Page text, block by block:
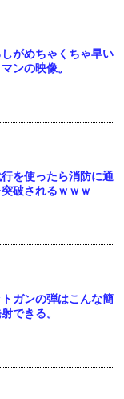
しがめちゃくちゃ早い
ンの映像。
行を使ったら消防に通
破されるｗｗｗ
トガンの弾はこんな簡
できる。